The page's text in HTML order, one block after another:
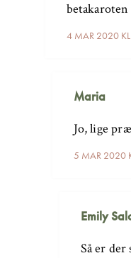
4 MAR 2020
Maria
5 MAR 2020
Jo, lige
Emily
Så er der